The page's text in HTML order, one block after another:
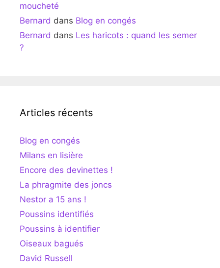
moucheté
Bernard dans Blog en congés
Bernard dans Les haricots : quand les semer
?
Articles récents
Blog en congés
Milans en lisière
Encore des devinettes !
La phragmite des joncs
Nestor a 15 ans !
Poussins identifiés
Poussins à identifier
Oiseaux bagués
David Russell